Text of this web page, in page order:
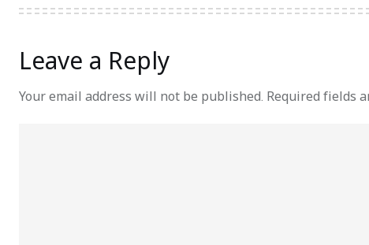
Leave a Reply
Your email address will not be published. Required fields